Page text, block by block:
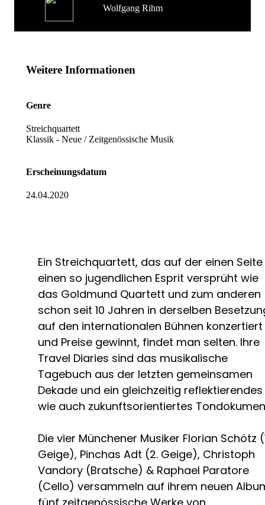
Wolfgang Rihm
Weitere Informationen
Genre
Streichquartett
Klassik - Neue / Zeitgenössische Musik
Erscheinungsdatum
24.04.2020
Ein Streichquartett, das auf der einen Seite
einen so jugendlichen Esprit versprüht wie
das Goldmund Quartett und zum anderen
schon seit 10 Jahren in derselben
auf den internationalen Bühnen konzertiert
und Preise gewinnt, findet man selten. Ihre
Travel Diaries sind das musikalische
Tagebuch aus der letzten gemeinsamen
Dekade und ein gleichzeitig reflektierendes
wie auch zukunftsorientiertes
Die vier Münchener Musiker Florian Schötz
Geige), Pinchas Adt (2. Geige), Christoph
Vandory (Bratsche) & Raphael Paratore
(Cello) versammeln auf ihrem neuen